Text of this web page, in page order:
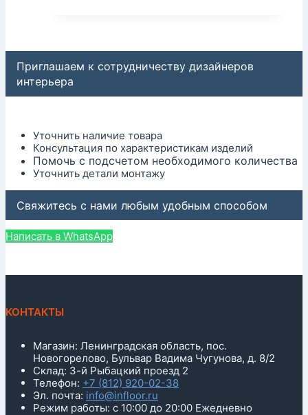
Приглашаем к сотрудничеству дизайнеров
интерьера
Уточнить наличие товара
Консультация по характеристикам изделий
Помочь с подсчетом необходимого количества
Уточнить детали монтажу
Свяжитесь с нами любым удобным способом
Написать в WhatsApp
КОНТАКТЫ
Магазин: Ленинградская область, пос.
Новогорелово, Бульвар Вадима Чугунова, д. 8/2
Склад: 3-й Рыбацкий проезд 2
Телефон: +7 (812) 920-02-38
Эл. почта: info@infloor.ru
Режим работы: с 10:00 до 20:00 Ежедневно